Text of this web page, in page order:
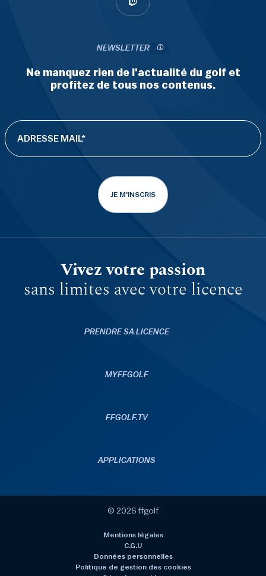
NEWSLETTER
Ne manquez rien de l'actualité du golf et
profitez de tous nos contenus.
JE M'INSCRIS
Vivez votre passion
sans limites avec votre licence
PRENDRE SA LICENCE
MYFFGOLF
FFGOLF.TV
APPLICATIONS
© 2026 ffgolf
Mentions légales
C.G.U
Données personnelles
Politique de gestion des cookies